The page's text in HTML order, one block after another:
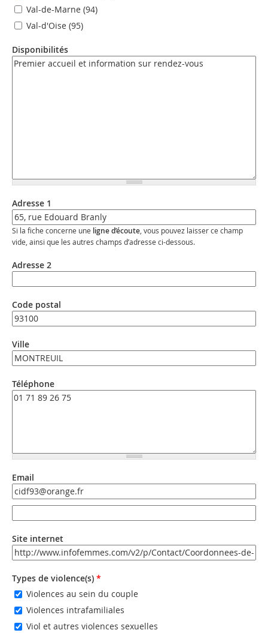
Val-de-Marne (94)
Val-d'Oise (95)
Disponibilités
Adresse 1
Si la fiche concerne une ligne d’écoute , vous pouvez laisser ce champ
vide, ainsi que les autres champs d’adresse ci-dessous.
Adresse 2
Code postal
Ville
Téléphone
Email
Email
Site internet
URL
Types de violence(s) *
Violences au sein du couple
Violences intrafamiliales
Viol et autres violences sexuelles